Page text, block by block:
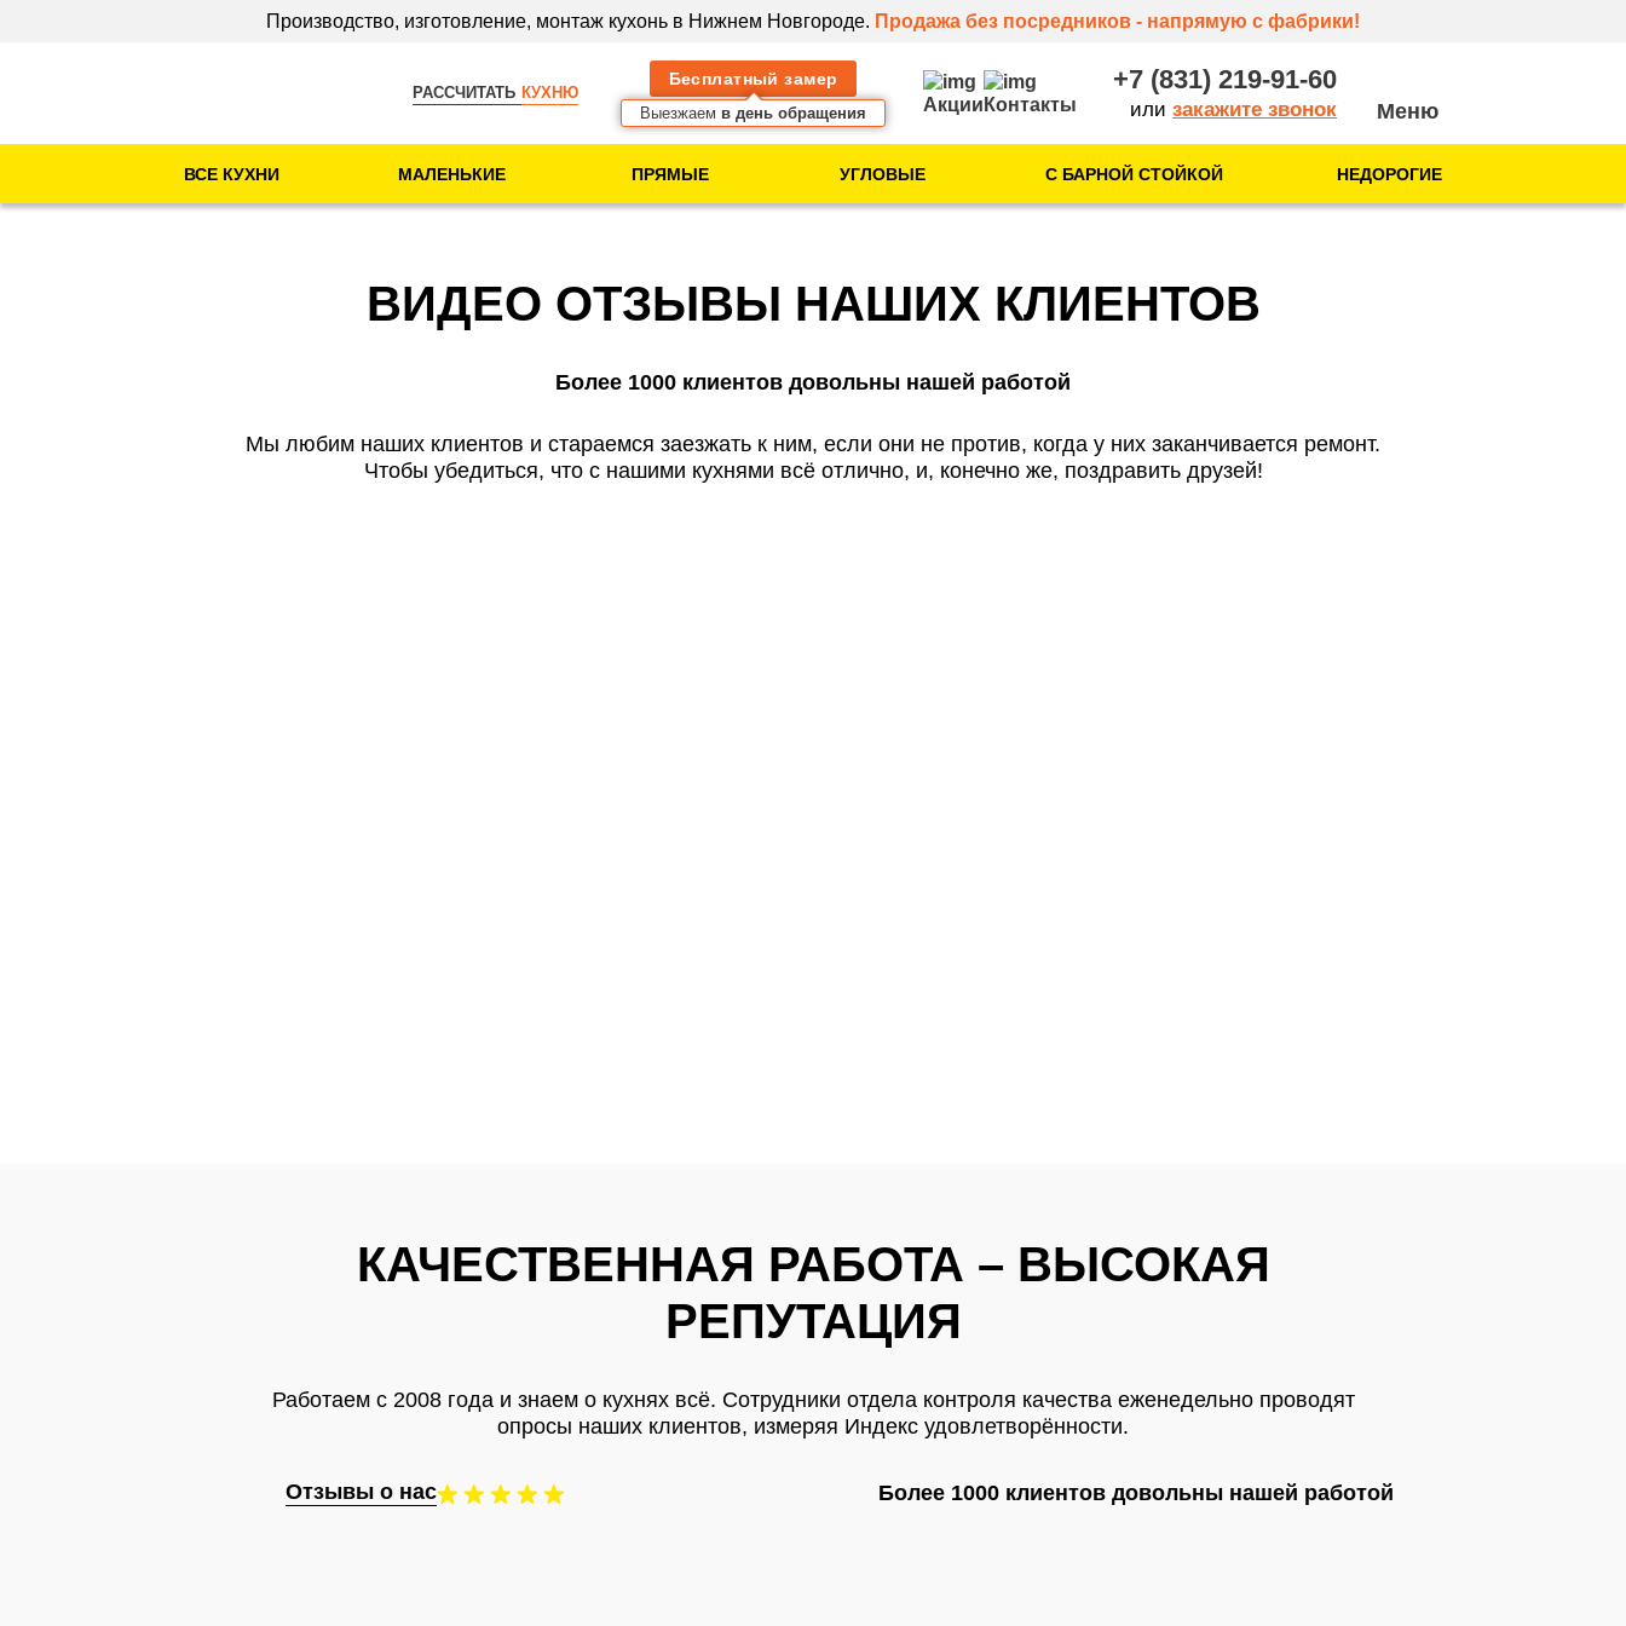
РАССЧИТАТЬ КУХНЮ
Бесплатный замер
Выезжаем в день обращения Акции Контакты
+7 (831) 219-91-60
или закажите звонок
ВСЕ КУХНИ МАЛЕНЬКИЕ ПРЯМЫЕ УГЛОВЫЕ С БАРНОЙ СТОЙКОЙ НЕДОРОГИЕ
Виды кухни
Прямые
Недорогие
Тип помещения
Кухня в 5-этажке
О нас
Отзывы
Идеи для вашей
Производство, изготовление, монтаж кухонь в Нижнем Новгороде. Продажа без посредников - напрямую с фабрики!
ВИДЕО ОТЗЫВЫ НАШИХ КЛИЕНТОВ
Более 1000 клиентов довольны нашей работой
Мы любим наших клиентов и стараемся заезжать к ним, если они не против, когда у них заканчивается ремонт.
Чтобы убедиться, что с нашими кухнями всё отлично, и, конечно же, поздравить друзей!
КАЧЕСТВЕННАЯ РАБОТА – ВЫСОКАЯ
РЕПУТАЦИЯ
Работаем с 2008 года и знаем о кухнях всё. Сотрудники отдела контроля качества еженедельно проводят
опросы наших клиентов, измеряя Индекс удовлетворённости.
Отзывы о нас Более 1000 клиентов довольны нашей работой